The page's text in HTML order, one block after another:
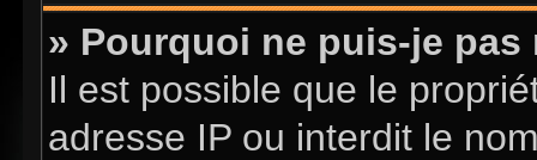
» Pourquoi ne puis-je pas
Il est possible que le
adresse IP ou interdit le